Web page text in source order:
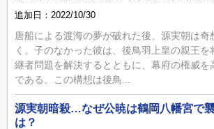
追加日：2022/10/30
唐船による渡海の夢が破れた後、源実朝は奇
く。子のなかった彼は、後鳥羽上皇の親王を
継者問題を解決するとともに、幕府の権威を
である。この構想は後鳥...
源実朝暗殺…なぜ公暁は鶴岡八幡宮で
は？